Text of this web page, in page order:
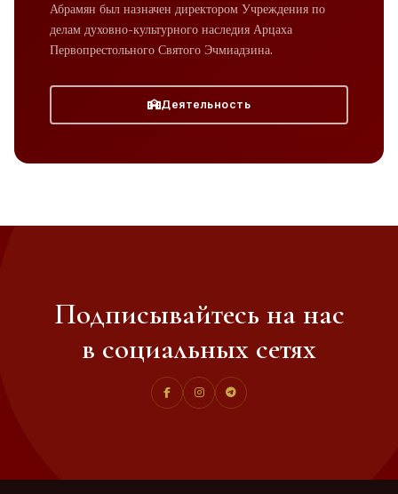
Абрамян был назначен директором Учреждения по
делам духовно-культурного наследия Арцаха
Первопрестольного Святого Эчмиадзина.
Деятельность
Подписывайтесь на нас
в социальных сетях